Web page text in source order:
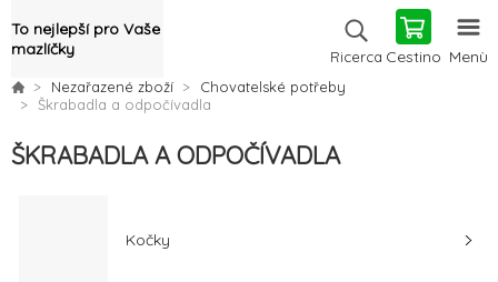
To nejlepší pro Vaše
mazlíčky
Ricerca Cestino Menù
Nezařazené zboží
Chovatelské potřeby
Škrabadla a odpočívadla
ŠKRABADLA A ODPOČÍVADLA
Kočky